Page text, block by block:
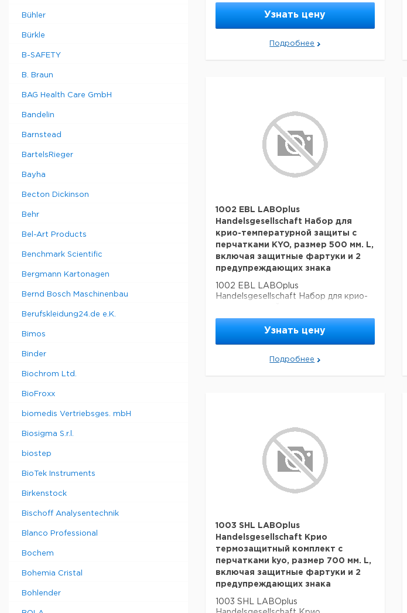
Bühler
Bürkle
B-SAFETY
B. Braun
BAG Health Care GmbH
Bandelin
Barnstead
BartelsRieger
Bayha
Becton Dickinson
Behr
Bel-Art Products
Benchmark Scientific
Bergmann Kartonagen
Bernd Bosch Maschinenbau
Berufskleidung24.de e.K.
Bimos
Binder
Biochrom Ltd.
BioFroxx
biomedis Vertriebsges. mbH
Biosigma S.r.l.
biostep
BioTek Instruments
Birkenstock
Bischoff Analysentechnik
Blanco Professional
Bochem
Bohemia Cristal
Bohlender
перчатками kyo, размер 400 мм. L,
включая защитные фартуки и 2
Узнать цену
Подробнее
1002 EBL LABOplus
Handelsgesellschaft Набор для
крио-температурной защиты с
перчатками KYO, размер 500 мм. L,
включая защитные фартуки и 2
предупреждающих знака
1002 EBL LABOplus
Handelsgesellschaft Набор для крио-
KYO, размер 500 мм. L, включая
защитные фартуки и 2
Узнать цену
Подробнее
1003 SHL LABOplus
Handelsgesellschaft Крио
термозащитный комплект с
перчатками kyo, размер 700 мм. L,
включая защитные фартуки и 2
предупреждающих знака
1003 SHL LABOplus